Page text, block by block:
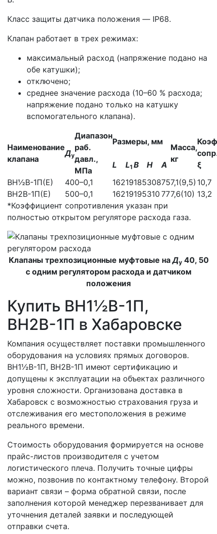
Класс защиты датчика положения — IP68.
Клапан работает в трех режимах:
максимальный расход (напряжение подано на
обе катушки);
отключено;
среднее значение расхода (10–60 % расхода;
напряжение подано только на катушку
вспомогательного клапана).
Наименование
клапана
Ду
Диапазон
раб.
давл.,
МПа
Размеры, мм
Масса,
кг
ξ
L L1 В Н
А
ВН½В-1П(Е)
400–0,1 16219185308757,1(9,5) 10,7
ВН2В-1П(Е)
500–0,1 16219195310 777,6(10) 13,2
*Коэффициент сопротивления указан при
полностью открытом регуляторе расхода газа.
Клапаны трехпозиционные муфтовые наДу40, 50
с одним регулятором расхода и датчиком
положения
Купить ВН1½В-1П,
ВН2В-1П в Хабаровске
Компания осуществляет поставки промышленного
оборудования на условиях прямых договоров.
ВН1½В-1П, ВН2В-1П имеют сертификацию и
допущены к эксплуатации на объектах различного
уровня сложности. Организована доставка в
Хабаровск с возможностью страхования груза и
отслеживания его местоположения в режиме
реального времени.
Стоимость оборудования формируется на основе
прайс-листов производителя с учетом
логистического плеча. Получить точные цифры
можно, позвонив по контактному телефону. Второй
вариант связи – форма обратной связи, после
заполнения которой менеджер перезванивает для
уточнения деталей заявки и последующей
отправки счета.